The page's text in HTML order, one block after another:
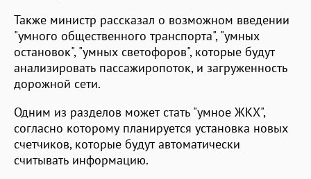
Также министр рассказал о возможном введении
"умного общественного транспорта", "умных
остановок", "умных светофоров", которые будут
анализировать пассажиропоток, и загруженность
дорожной сети.
Одним из разделов может стать "умное ЖКХ",
согласно которому планируется установка новых
счетчиков, которые будут автоматически
считывать информацию.